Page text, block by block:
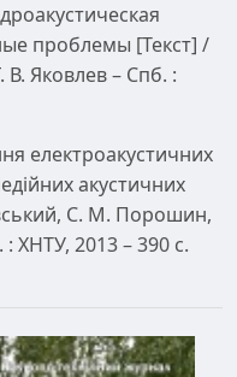
проблемы [Текст] /
Яковлев – Спб. :
електроакустичних
акустичних
С. М. Порошин,
ХНТУ, 2013 – 390 с.